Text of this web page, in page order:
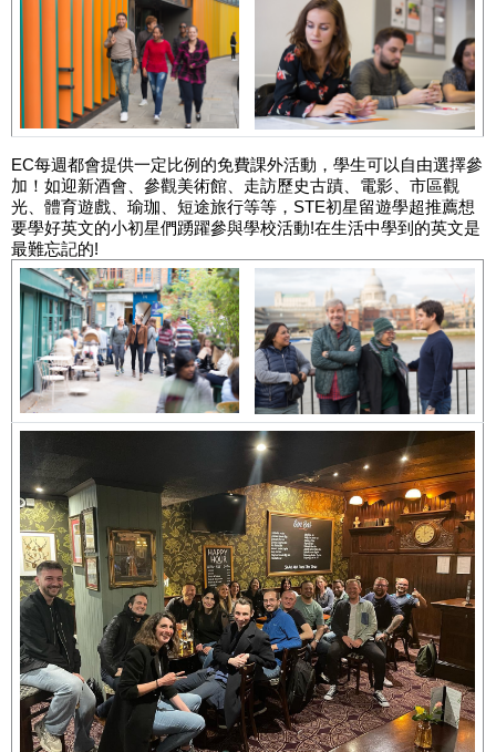
EC每週都會提供一定比例的免費課外活動，學生可以自由選擇參
加！如迎新酒會、參觀美術館、走訪歷史古蹟、電影、市區觀
光、體育遊戲、瑜珈、短途旅行等等，STE初星留遊學超推薦想
要學好英文的小初星們踴躍參與學校活動!在生活中學到的英文是
最難忘記的!